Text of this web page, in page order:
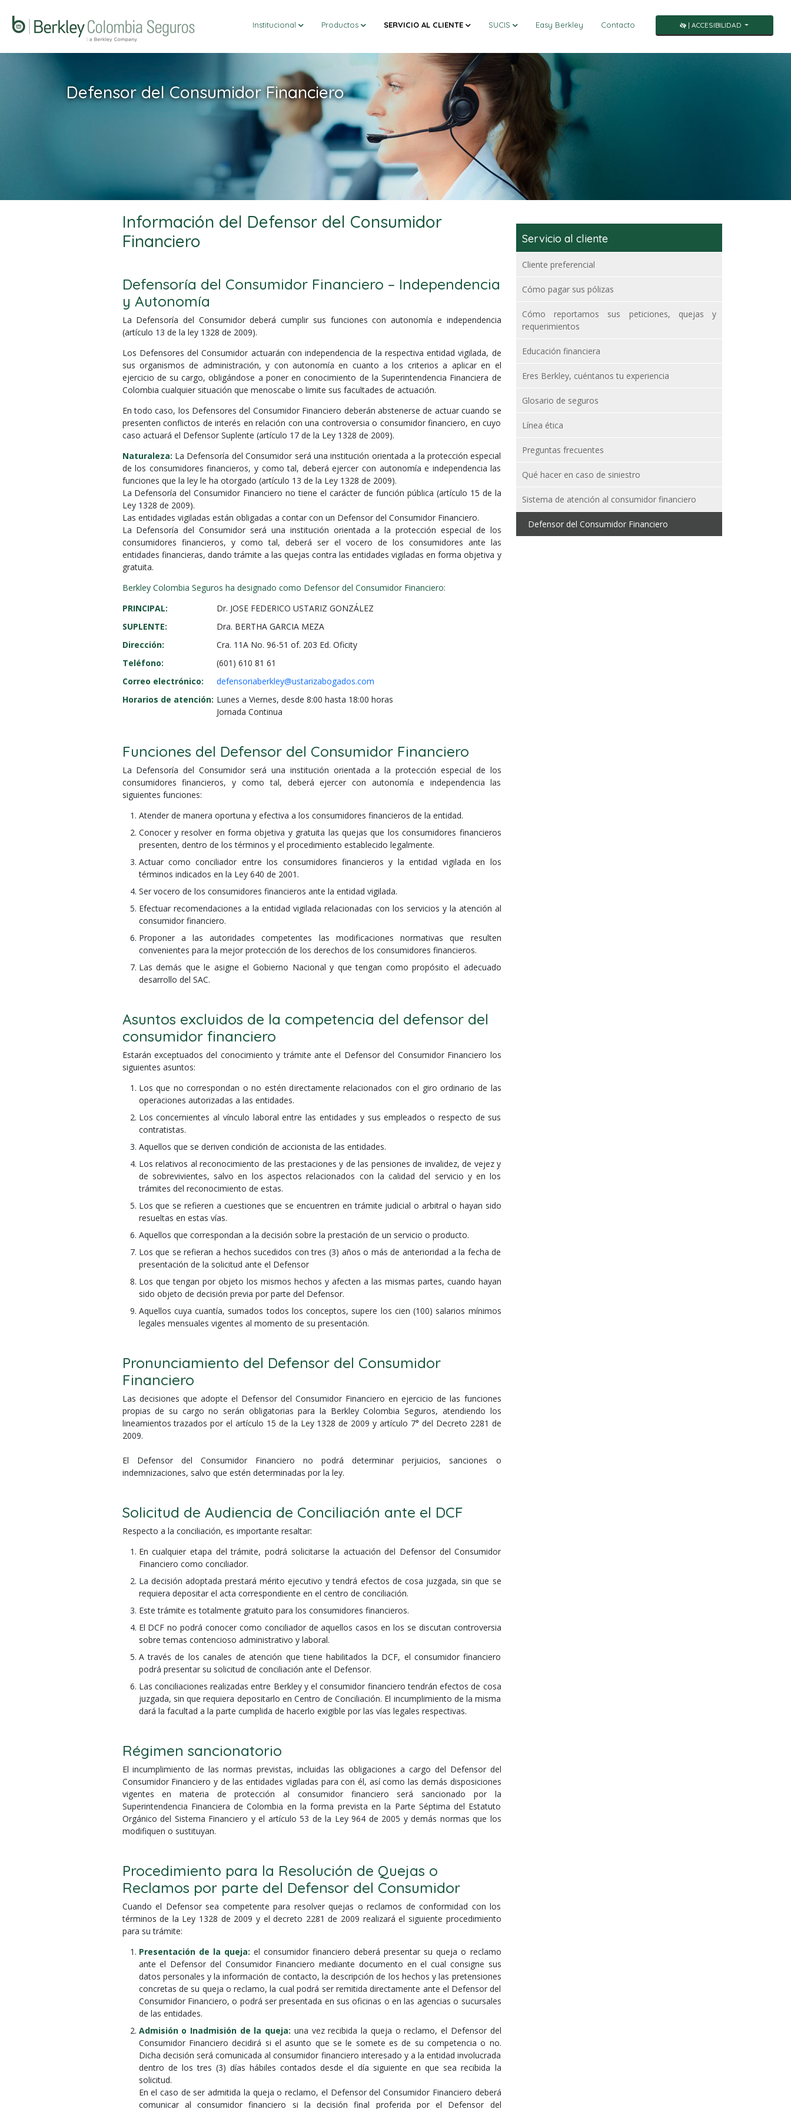
Institucional Productos SERVICIO AL CLIENTE SUCIS Easy Berkley Contacto | ACCESIBILIDAD
Defensor del Consumidor Financiero
Información del Defensor del Consumidor
Financiero
Defensoría del Consumidor Financiero – Independencia
y Autonomía
La Defensoría del Consumidor deberá cumplir sus funciones con autonomía e independencia
(artículo 13 de la ley 1328 de 2009).
Los Defensores del Consumidor actuarán con independencia de la respectiva entidad vigilada, de
sus organismos de administración, y con autonomía en cuanto a los criterios a aplicar en el
ejercicio de su cargo, obligándose a poner en conocimiento de la Superintendencia Financiera de
Colombia cualquier situación que menoscabe o limite sus facultades de actuación.
En todo caso, los Defensores del Consumidor Financiero deberán abstenerse de actuar cuando se
presenten conflictos de interés en relación con una controversia o consumidor financiero, en cuyo
caso actuará el Defensor Suplente (artículo 17 de la Ley 1328 de 2009).
Naturaleza: La Defensoría del Consumidor será una institución orientada a la protección especial
de los consumidores financieros, y como tal, deberá ejercer con autonomía e independencia las
funciones que la ley le ha otorgado (artículo 13 de la Ley 1328 de 2009).
La Defensoría del Consumidor Financiero no tiene el carácter de función pública (artículo 15 de la
Ley 1328 de 2009).
Las entidades vigiladas están obligadas a contar con un Defensor del Consumidor Financiero.
La Defensoría del Consumidor será una institución orientada a la protección especial de los
consumidores financieros, y como tal, deberá ser el vocero de los consumidores ante las
entidades financieras, dando trámite a las quejas contra las entidades vigiladas en forma objetiva y
gratuita.
Berkley Colombia Seguros ha designado como Defensor del Consumidor Financiero:
PRINCIPAL:
Dr. JOSE FEDERICO USTARIZ GONZÁLEZ
SUPLENTE:
Dra. BERTHA GARCIA MEZA
Dirección:
Cra. 11A No. 96-51 of. 203 Ed. Oficity
Teléfono:
(601) 610 81 61
Correo electrónico:
defensoriaberkley@ustarizabogados.com
Horarios de atención: Lunes a Viernes, desde 8:00 hasta 18:00 horas
Jornada Continua
Funciones del Defensor del Consumidor Financiero
La Defensoría del Consumidor será una institución orientada a la protección especial de los
consumidores financieros, y como tal, deberá ejercer con autonomía e independencia las
siguientes funciones:
Atender de manera oportuna y efectiva a los consumidores financieros de la entidad.
Conocer y resolver en forma objetiva y gratuita las quejas que los consumidores financieros
presenten, dentro de los términos y el procedimiento establecido legalmente.
Actuar como conciliador entre los consumidores financieros y la entidad vigilada en los
términos indicados en la Ley 640 de 2001.
Ser vocero de los consumidores financieros ante la entidad vigilada.
Efectuar recomendaciones a la entidad vigilada relacionadas con los servicios y la atención al
consumidor financiero.
Proponer a las autoridades competentes las modificaciones normativas que resulten
convenientes para la mejor protección de los derechos de los consumidores financieros.
Las demás que le asigne el Gobierno Nacional y que tengan como propósito el adecuado
desarrollo del SAC.
Asuntos excluidos de la competencia del defensor del
consumidor financiero
Estarán exceptuados del conocimiento y trámite ante el Defensor del Consumidor Financiero los
siguientes asuntos:
Los que no correspondan o no estén directamente relacionados con el giro ordinario de las
operaciones autorizadas a las entidades.
Los concernientes al vínculo laboral entre las entidades y sus empleados o respecto de sus
contratistas.
Aquellos que se deriven condición de accionista de las entidades.
Los relativos al reconocimiento de las prestaciones y de las pensiones de invalidez, de vejez y
de sobrevivientes, salvo en los aspectos relacionados con la calidad del servicio y en los
trámites del reconocimiento de estas.
Los que se refieren a cuestiones que se encuentren en trámite judicial o arbitral o hayan sido
resueltas en estas vías.
Aquellos que correspondan a la decisión sobre la prestación de un servicio o producto.
Los que se refieran a hechos sucedidos con tres (3) años o más de anterioridad a la fecha de
presentación de la solicitud ante el Defensor
Los que tengan por objeto los mismos hechos y afecten a las mismas partes, cuando hayan
sido objeto de decisión previa por parte del Defensor.
Aquellos cuya cuantía, sumados todos los conceptos, supere los cien (100) salarios mínimos
legales mensuales vigentes al momento de su presentación.
Pronunciamiento del Defensor del Consumidor
Financiero
Las decisiones que adopte el Defensor del Consumidor Financiero en ejercicio de las funciones
propias de su cargo no serán obligatorias para la Berkley Colombia Seguros, atendiendo los
lineamientos trazados por el artículo 15 de la Ley 1328 de 2009 y artículo 7° del Decreto 2281 de
2009.
El Defensor del Consumidor Financiero no podrá determinar perjuicios, sanciones o
indemnizaciones, salvo que estén determinadas por la ley.
Solicitud de Audiencia de Conciliación ante el DCF
Respecto a la conciliación, es importante resaltar:
En cualquier etapa del trámite, podrá solicitarse la actuación del Defensor del Consumidor
Financiero como conciliador.
La decisión adoptada prestará mérito ejecutivo y tendrá efectos de cosa juzgada, sin que se
requiera depositar el acta correspondiente en el centro de conciliación.
Este trámite es totalmente gratuito para los consumidores financieros.
El DCF no podrá conocer como conciliador de aquellos casos en los se discutan controversia
sobre temas contencioso administrativo y laboral.
A través de los canales de atención que tiene habilitados la DCF, el consumidor financiero
podrá presentar su solicitud de conciliación ante el Defensor.
Las conciliaciones realizadas entre Berkley y el consumidor financiero tendrán efectos de cosa
juzgada, sin que requiera depositarlo en Centro de Conciliación. El incumplimiento de la misma
dará la facultad a la parte cumplida de hacerlo exigible por las vías legales respectivas.
Régimen sancionatorio
El incumplimiento de las normas previstas, incluidas las obligaciones a cargo del Defensor del
Consumidor Financiero y de las entidades vigiladas para con él, así como las demás disposiciones
vigentes en materia de protección al consumidor financiero será sancionado por la
Superintendencia Financiera de Colombia en la forma prevista en la Parte Séptima del Estatuto
Orgánico del Sistema Financiero y el artículo 53 de la Ley 964 de 2005 y demás normas que los
modifiquen o sustituyan.
Procedimiento para la Resolución de Quejas o
Reclamos por parte del Defensor del Consumidor
Cuando el Defensor sea competente para resolver quejas o reclamos de conformidad con los
términos de la Ley 1328 de 2009 y el decreto 2281 de 2009 realizará el siguiente procedimiento
para su trámite:
Presentación de la queja: el consumidor financiero deberá presentar su queja o reclamo
ante el Defensor del Consumidor Financiero mediante documento en el cual consigne sus
datos personales y la información de contacto, la descripción de los hechos y las pretensiones
concretas de su queja o reclamo, la cual podrá ser remitida directamente ante el Defensor del
Consumidor Financiero, o podrá ser presentada en sus oficinas o en las agencias o sucursales
de las entidades.
Admisión o Inadmisión de la queja: una vez recibida la queja o reclamo, el Defensor del
Consumidor Financiero decidirá si el asunto que se le somete es de su competencia o no.
Dicha decisión será comunicada al consumidor financiero interesado y a la entidad involucrada
dentro de los tres (3) días hábiles contados desde el día siguiente en que sea recibida la
solicitud.
En el caso de ser admitida la queja o reclamo, el Defensor del Consumidor Financiero deberá
comunicar al consumidor financiero si la decisión final proferida por el Defensor del
Servicio al cliente
Cliente preferencial
Cómo pagar sus pólizas
Cómo reportamos sus peticiones, quejas y
requerimientos
Educación financiera
Eres Berkley, cuéntanos tu experiencia
Glosario de seguros
Línea ética
Preguntas frecuentes
Qué hacer en caso de siniestro
Sistema de atención al consumidor financiero
Defensor del Consumidor Financiero